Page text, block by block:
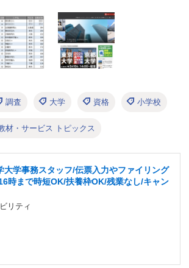
調査 大学 資格 小学校
材・サービス トピックス
大学事務スタッフ/伝票入力やファイリング
時まで時短OK/扶養枠OK/残業なし/キャン
リティ